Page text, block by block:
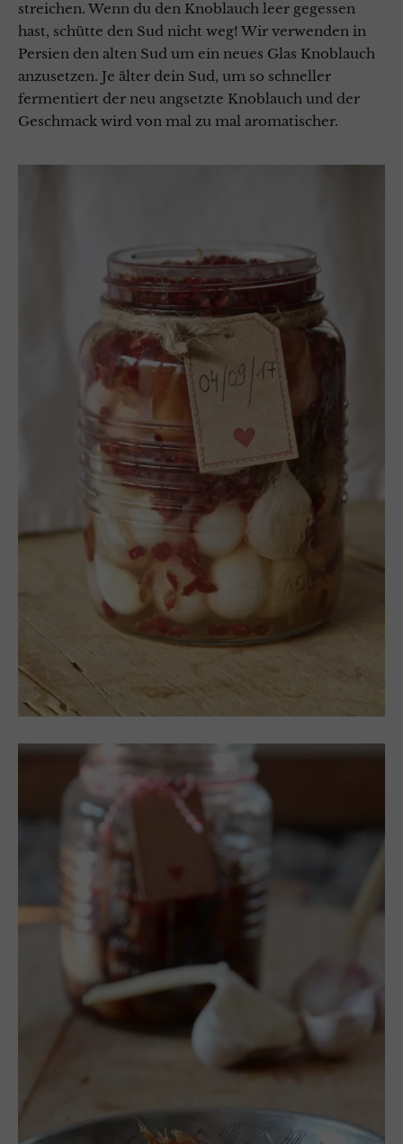
streichen. Wenn du den Knoblauch leer gegessen
hast, schütte den Sud nicht weg! Wir verwenden in
Persien den alten Sud um ein neues Glas Knoblauch
anzusetzen. Je älter dein Sud, um so schneller
fermentiert der neu angsetzte Knoblauch und der
Geschmack wird von mal zu mal aromatischer.